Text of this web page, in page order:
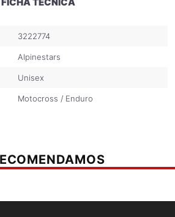
3222774
Alpinestars
Unisex
Motocross / Enduro